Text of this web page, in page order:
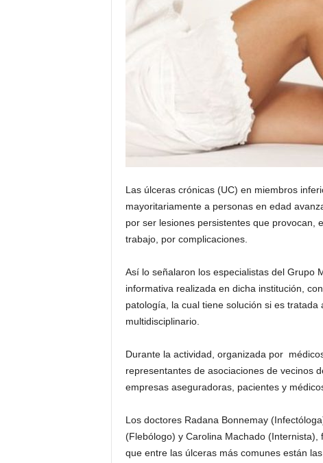
Las úlceras crónicas (UC) en miembros
mayoritariamente a personas en edad
por ser lesiones persistentes que provocan,
trabajo, por complicaciones.
Así lo señalaron los especialistas del Grupo
informativa realizada en dicha institución,
patología, la cual tiene solución si es
multidisciplinario.
Durante la actividad, organizada por
representantes de asociaciones de vecinos
empresas aseguradoras, pacientes y
Los doctores Radana Bonnemay
(Flebólogo) y Carolina Machado
que entre las úlceras más comunes están